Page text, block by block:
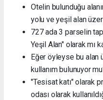
Otelin bulunduğu
yolu ve yeşil alan
727 ada 3 parselin
Yeşil Alan" olarak mı
Eğer öyleyse bu alan
kullanım bulunuyor
"Tesisat katı" olarak
odası olarak